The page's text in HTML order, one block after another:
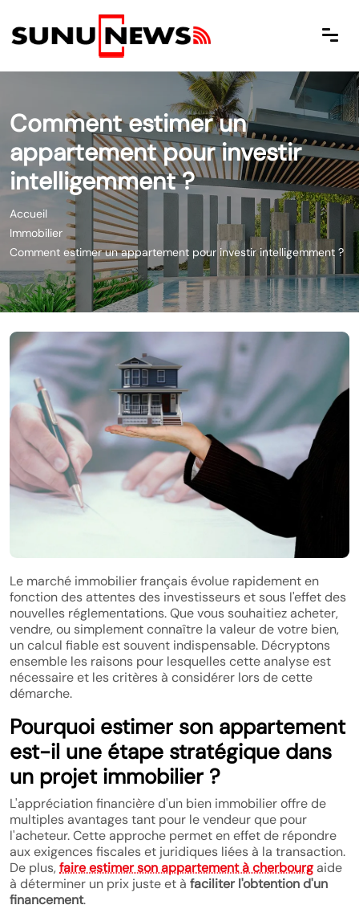
Comment estimer un
appartement pour investir
intelligemment ?
Accueil
Immobilier
Comment estimer un appartement pour investir intelligemment ?
Le marché immobilier français évolue rapidement en
fonction des attentes des investisseurs et sous l'effet des
nouvelles réglementations. Que vous souhaitiez acheter,
vendre, ou simplement connaître la valeur de votre bien,
un calcul fiable est souvent indispensable. Décryptons
ensemble les raisons pour lesquelles cette analyse est
nécessaire et les critères à considérer lors de cette
démarche.
Pourquoi estimer son appartement
est-il une étape stratégique dans
un projet immobilier ?
L'appréciation financière d'un bien immobilier offre de
multiples avantages tant pour le vendeur que pour
l'acheteur. Cette approche permet en effet de répondre
aux exigences fiscales et juridiques liées à la transaction.
De plus,faire estimer son appartement à cherbourgaide
à déterminer un prix juste et à faciliter l'obtention d'un
financement.